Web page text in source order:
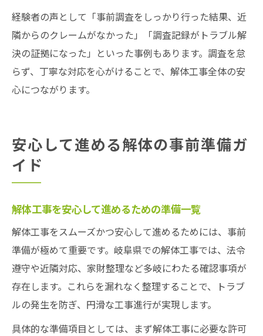
経験者の声として「事前調査をしっかり行った結果、近
隣からのクレームがなかった」「調査記録がトラブル解
決の証拠になった」といった事例もあります。調査を怠
らず、丁寧な対応を心がけることで、解体工事全体の安
心につながります。
安心して進める解体の事前準備ガ
イド
解体工事を安心して進めるための準備一覧
解体工事をスムーズかつ安心して進めるためには、事前
準備が極めて重要です。岐阜県での解体工事では、法令
遵守や近隣対応、家財整理など多岐にわたる確認事項が
存在します。これらを漏れなく整理することで、トラブ
ルの発生を防ぎ、円滑な工事進行が実現します。
具体的な準備項目としては、まず解体工事に必要な許可